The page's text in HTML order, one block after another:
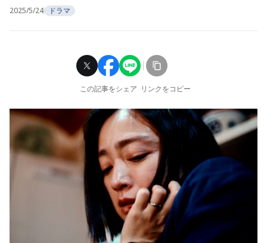
2025/5/24 ドラマ
この記事をシェア リンクをコピー